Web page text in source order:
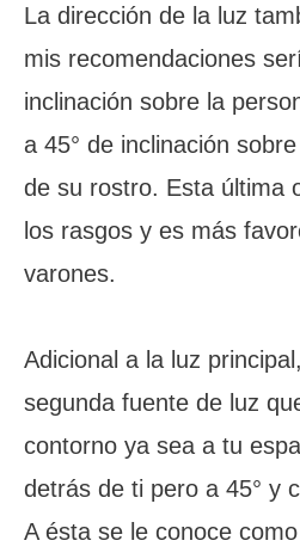
La dirección de la luz
mis recomendaciones
inclinación sobre la
a 45° de inclinación
de su rostro. Esta última
los rasgos y es más
varones.
Adicional a la luz
segunda fuente de luz
contorno ya sea a tu
detrás de ti pero a 45° y
A ésta se le conoce